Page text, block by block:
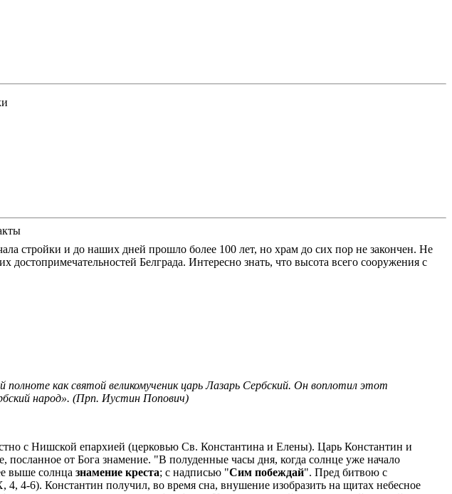
стройки и до наших дней прошло более 100 лет, но храм до сих пор не закончен. Не
Белграда. Интересно знать, что высота всего сооружения с
как святой великомученик царь Лазарь Сербский. Он воплотил этот
народ». (Прп. Иустин Попович)
с Нишской епархией (церковью Св. Константина и Елены). Царь Константин и
от Бога знамение. "В полуденные часы дня, когда солнце уже начало
выше солнца знамение креста; с надписью "Сим побеждай". Пред битвою с
4-6). Константин получил, во время сна, внушение изобразить на щитах небесное